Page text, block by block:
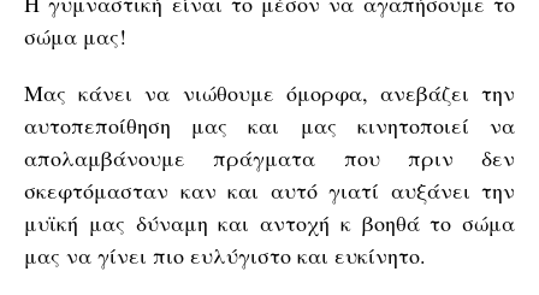
σώμα μας!
Μας κάνει να νιώθουμε όμορφα, ανεβάζει την
αυτοπεποίθηση μας και μας κινητοποιεί να
απολαμβάνουμε πράγματα που πριν δεν
σκεφτόμασταν καν και αυτό γιατί αυξάνει την
μυϊκή μας δύναμη και αντοχή κ βοηθά το σώμα
μας να γίνει πιο ευλύγιστο και ευκίνητο.